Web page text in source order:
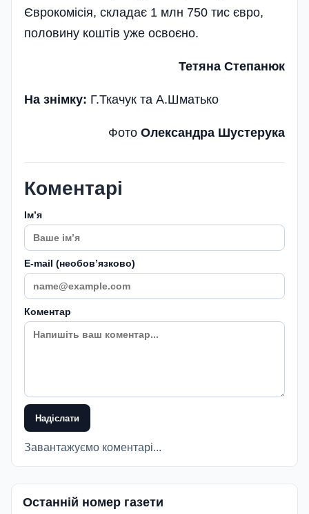
Єврокомісія, складає 1 млн 750 тис євро,
половину коштів уже освоєно.
Тетяна Степанюк
На знімку: Г.Ткачук та А.Шматько
Фото Олександра Шустерука
Коментарі
Імʼя
E-mail (необовʼязково)
Коментар
Надіслати
Завантажуємо коментарі...
Останній номер газети